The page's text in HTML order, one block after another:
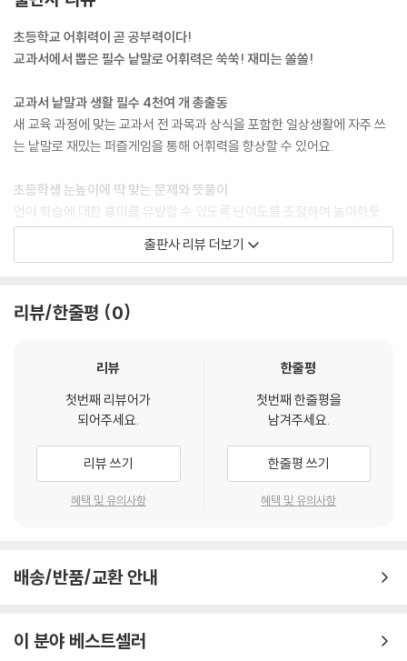
초등학교 어휘력이 곧 공부력이다!
교과서에서 뽑은 필수 낱말로 어휘력은 쑥쑥! 재미는 쏠쏠!
교과서 낱말과 생활 필수 4천여 개 총출동
새 교육 과정에 맞는 교과서 전 과목과 상식을 포함한 일상생활에 자주 쓰
는 낱말로 재밌는 퍼즐게임을 통해 어휘력을 향상할 수 있어요.
초등학생 눈높이에 딱 맞는 문제와 뜻풀이
언어 학습에 대한 흥미를 유발할 수 있도록 난이도를 조절하여 놀이하듯
부담 없이 즐길 수 있어요.
이 풍부하게 수록되어 있어요.
한 장 한 장 신나게 퍼즐을 풀다 보면 어느새 어휘력, 독해력, 표현력, 이해
어휘력은 초등학생의 학습능력에 있어 기본이자, 가장 중요한 요소입니다.
어휘력은 독해력의 바탕이며 더 나아가 문장표현력으로 완성이 된답니다.
출판사 리뷰 더보기
리뷰/한줄평 0
리뷰
첫번째 리뷰어가
되어주세요.
리뷰 쓰기
혜택 및 유의사항
한줄평
첫번째 한줄평을
남겨주세요.
한줄평 쓰기
혜택 및 유의사항
배송/반품/교환 안내
이 분야 베스트셀러